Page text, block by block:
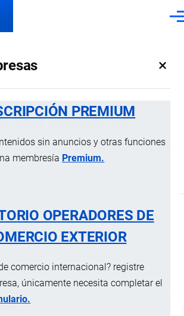
×
PREMIUM
sin anuncios y otras funciones
membresía Premium.
OPERADORES DE
EXTERIOR
comercio internacional? registre
únicamente necesita completar el
Day 2026: Una
para comprar en
y recibir productos
Prime Day 2026 se realizará del 23 al 26
en una de las campañas de